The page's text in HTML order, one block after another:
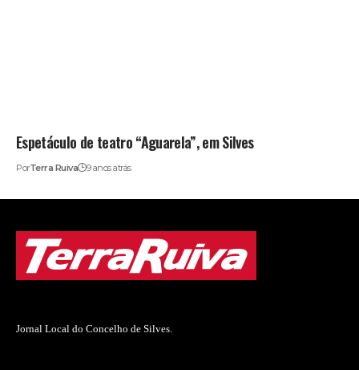
Espetáculo de teatro “Aguarela”, em Silves
PorTerra Ruiva 9 anos atrás
Jornal Local do Concelho de Silves.